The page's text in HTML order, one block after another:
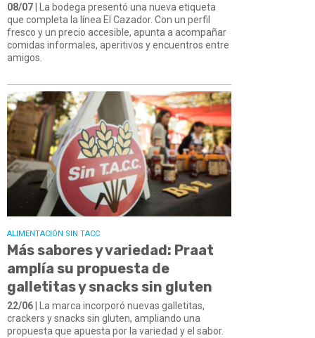
08/07 | La bodega presentó una nueva etiqueta
que completa la línea El Cazador. Con un perfil
fresco y un precio accesible, apunta a acompañar
comidas informales, aperitivos y encuentros entre
amigos.
ALIMENTACIÓN SIN TACC
Más sabores y variedad: Praat
amplía su propuesta de
galletitas y snacks sin gluten
22/06 | La marca incorporó nuevas galletitas,
crackers y snacks sin gluten, ampliando una
propuesta que apuesta por la variedad y el sabor.